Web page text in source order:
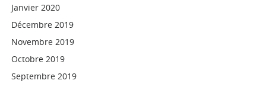
Janvier 2020
Décembre 2019
Novembre 2019
Octobre 2019
Septembre 2019